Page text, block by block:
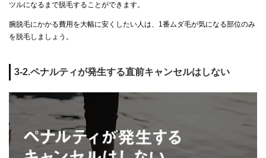
ツルになるまで脱毛することができます。
腕脱毛にかかる費用を大幅に安くしたい人は、1番ムダ毛が気になる部位のみ
を脱毛しましょう。
3-2.ペナルティが発生する直前キャンセルはしない